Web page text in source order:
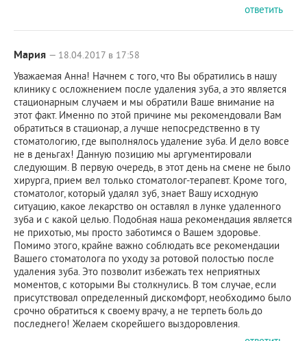
ответить
Мария — 18.04.2017 в 17:58
Уважаемая Анна! Начнем с того, что Вы обратились в нашу
клинику с осложнением после удаления зуба, а это является
стационарным случаем и мы обратили Ваше внимание на
этот факт. Именно по этой причине мы рекомендовали Вам
обратиться в стационар, а лучше непосредственно в ту
стоматологию, где выполнялось удаление зуба. И дело вовсе
не в деньгах! Данную позицию мы аргументировали
следующим. В первую очередь, в этот день на смене не было
хирурга, прием вел только стоматолог-терапевт. Кроме того,
стоматолог, который удалял зуб, знает Вашу исходную
ситуацию, какое лекарство он оставлял в лунке удаленного
зуба и с какой целью. Подобная наша рекомендация является
не прихотью, мы просто заботимся о Вашем здоровье.
Помимо этого, крайне важно соблюдать все рекомендации
Вашего стоматолога по уходу за ротовой полостью после
удаления зуба. Это позволит избежать тех неприятных
моментов, с которыми Вы столкнулись. В том случае, если
присутствовал определенный дискомфорт, необходимо было
срочно обратиться к своему врачу, а не терпеть боль до
последнего! Желаем скорейшего выздоровления.